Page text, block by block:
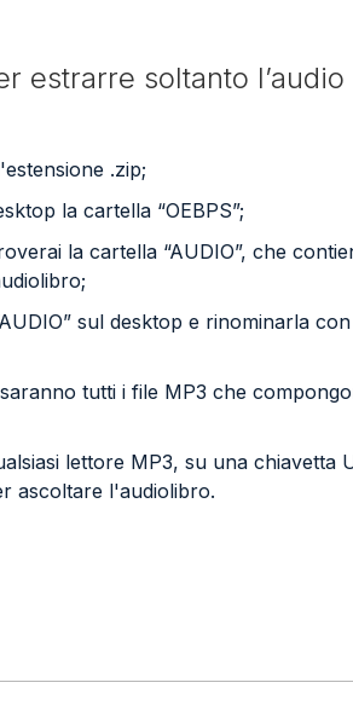
estrarre soltanto l’audio
.zip;
la cartella “OEBPS”;
la cartella “AUDIO”, che
sul desktop e rinominarla
tutti i file MP3 che
lettore MP3, su una chiavetta
ascoltare l'audiolibro.